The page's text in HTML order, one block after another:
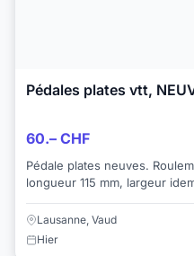
Pédales plates vtt,
60.– CHF
Pédale plates neuves.
longueur 115 mm, largeur
Lausanne, Vaud
Hier